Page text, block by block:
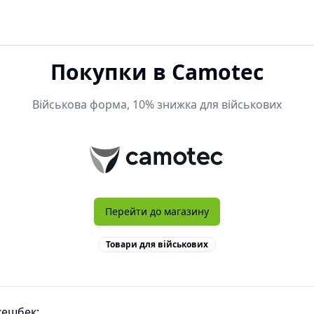
Покупки в Camotec
Військова форма, 10% знижка для військових
Перейти до магазину
Товари для військових